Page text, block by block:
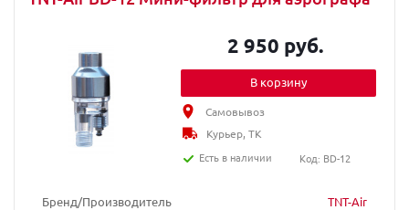
Бренд/Производитель TNT-Air
2 950 руб.
В корзину
Самовывоз
Курьер, ТК
Есть в наличии
Код: BD-12